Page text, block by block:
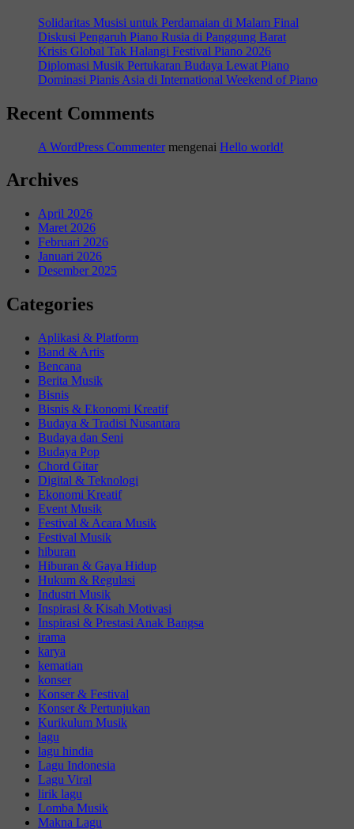
Solidaritas Musisi untuk Perdamaian di Malam Final
Diskusi Pengaruh Piano Rusia di Panggung Barat
Krisis Global Tak Halangi Festival Piano 2026
Diplomasi Musik Pertukaran Budaya Lewat Piano
Dominasi Pianis Asia di International Weekend of Piano
Recent Comments
A WordPress Commentermengenai Hello world!
Archives
April 2026
Maret 2026
Februari 2026
Januari 2026
Desember 2025
Categories
Aplikasi & Platform
Band & Artis
Bencana
Berita Musik
Bisnis
Bisnis & Ekonomi Kreatif
Budaya & Tradisi Nusantara
Budaya dan Seni
Budaya Pop
Chord Gitar
Digital & Teknologi
Ekonomi Kreatif
Event Musik
Festival & Acara Musik
Festival Musik
hiburan
Hiburan & Gaya Hidup
Hukum & Regulasi
Industri Musik
Inspirasi & Kisah Motivasi
Inspirasi & Prestasi Anak Bangsa
irama
karya
kematian
konser
Konser & Festival
Konser & Pertunjukan
Kurikulum Musik
lagu
lagu hindia
Lagu Indonesia
Lagu Viral
lirik lagu
Lomba Musik
Makna Lagu